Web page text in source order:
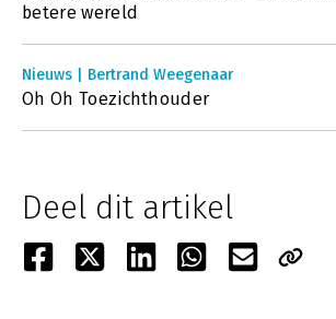
betere wereld
Nieuws | Bertrand Weegenaar
Oh Oh Toezichthouder
Deel dit artikel